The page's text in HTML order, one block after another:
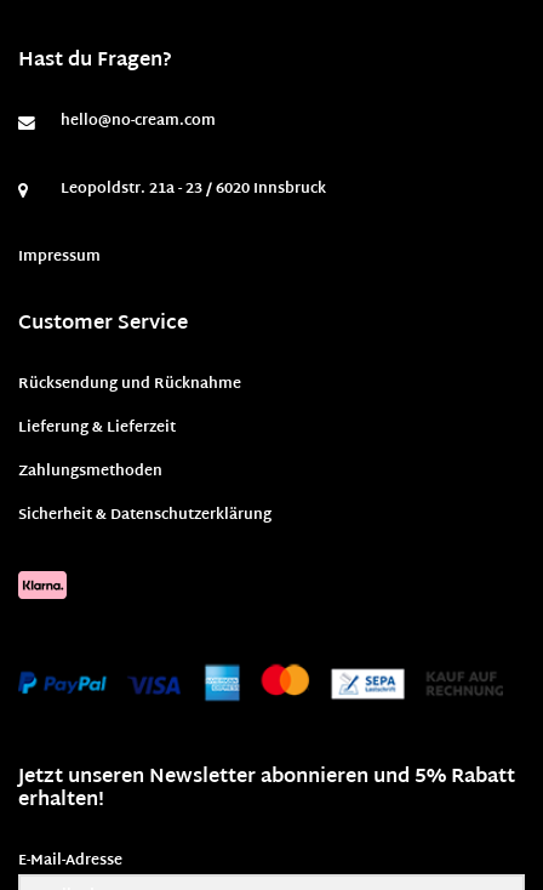
Hast du Fragen?
hello@no-cream.com
Leopoldstr. 21a - 23 / 6020 Innsbruck
Impressum
Customer Service
Rücksendung und Rücknahme
Lieferung & Lieferzeit
Zahlungsmethoden
Sicherheit & Datenschutzerklärung
Jetzt unseren Newsletter abonnieren und 5% Rabatt
erhalten!
E-Mail-Adresse